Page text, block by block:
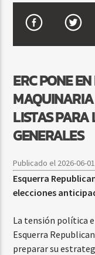
CURRENT SHOW
9:00 PM
Beone Radio
ERC PONE
LISTAS PARA
GENERALES
Publicado el 2026-06-
Esquerra
elecciones
La tensión política
Esquerra
preparar su